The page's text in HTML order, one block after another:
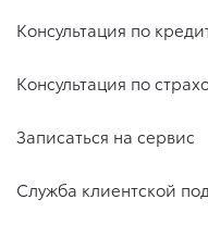
Консультация по
Консультация по
Записаться на сервис
Служба клиентской